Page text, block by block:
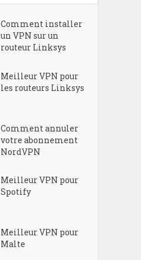
Comment installer
un VPN sur un
routeur Linksys
Meilleur VPN pour
les routeurs Linksys
Comment annuler
votre abonnement
NordVPN
Meilleur VPN pour
Spotify
Meilleur VPN pour
Malte